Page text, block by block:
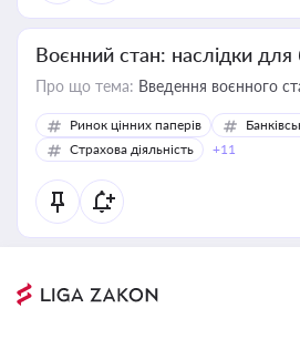
Воєнний стан: наслідки для
Про що тема: Введення воєнного
Ринок цінних паперів
Страхова діяльність
+11